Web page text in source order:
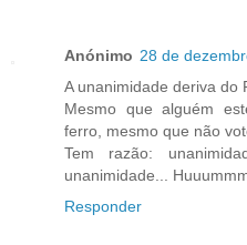
Anónimo 28 de
A unanimidade deriva do
Mesmo que alguém
ferro, mesmo que não
Tem razão:
unanimidade...
Responder